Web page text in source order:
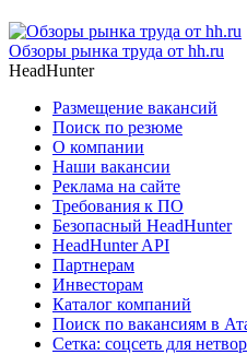
Обзоры рынка труда от hh.ru
HeadHunter
Размещение вакансий
Поиск по резюме
О компании
Наши вакансии
Реклама на сайте
Требования к ПО
Безопасный HeadHunter
HeadHunter API
Партнерам
Инвесторам
Каталог компаний
Поиск по вакансиям в
Сетка: соцсеть для